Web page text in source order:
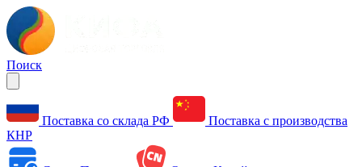
Поиск
Поставка со склада РФ
Поставка с производства
КНР